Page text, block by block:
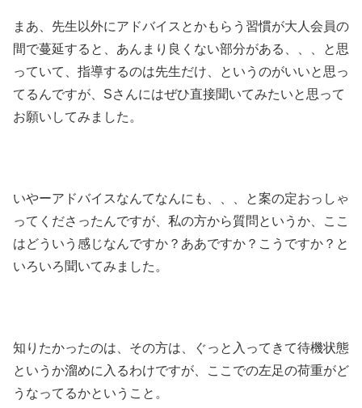
まあ、先生以外にアドバイスとかもらう習慣が大人会員の
間で蔓延すると、あんまり良くない部分がある、、、と思
っていて、指導するのは先生だけ、というのがいいと思っ
てるんですが、Sさんにはぜひ直接聞いてみたいと思って
お願いしてみました。
いやーアドバイスなんてなんにも、、、と案の定おっしゃ
ってくださったんですが、私の方から質問というか、ここ
はどういう感じなんですか？ああですか？こうですか？と
いろいろ聞いてみました。
知りたかったのは、その方は、ぐっと入ってきて待機状態
というか溜めに入るわけですが、ここでの左足の荷重がど
うなってるかということ。